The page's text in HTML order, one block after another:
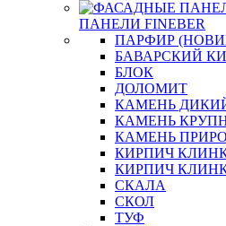
ПАНЕЛИ FINEBER
ПАРФИР
БАВАРСКИЙ
БЛОК
ДОЛОМИТ
КАМЕНЬ
КАМЕНЬ
КАМЕНЬ
КИРПИЧ
КИРПИЧ
СКАЛА
СКОЛ
ТУФ